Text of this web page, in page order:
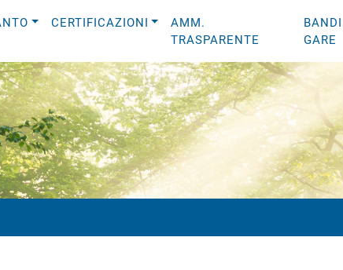
CERTIFICAZIONI
AMM.
TRASPARENTE
GARE